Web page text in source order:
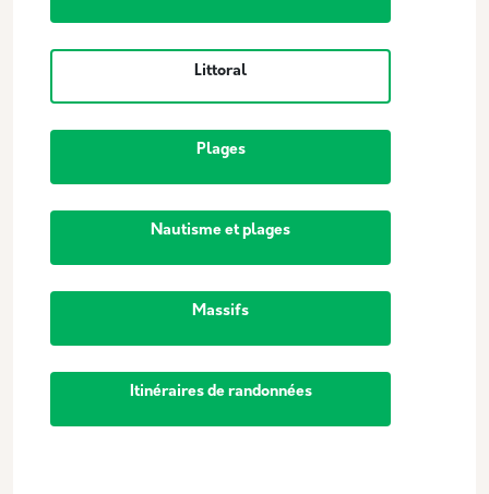
Littoral
Plages
Nautisme et plages
Massifs
Itinéraires de randonnées